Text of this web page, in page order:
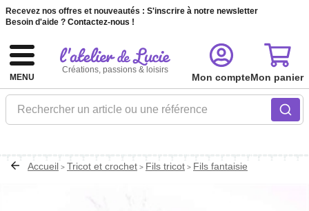
Recevez nos offres et nouveautés : S'inscrire à notre newsletter
Besoin d'aide ? Contactez-nous !
MENU
Créations, passions & loisirs
Rechercher un article ou une référence
Mon compteMon panier
Accueil > Tricot et crochet > Fils tricot > Fils fantaisie